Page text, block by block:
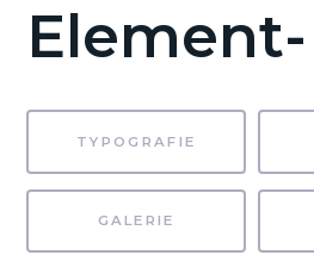
TYPOGRAFIE
GALERIE